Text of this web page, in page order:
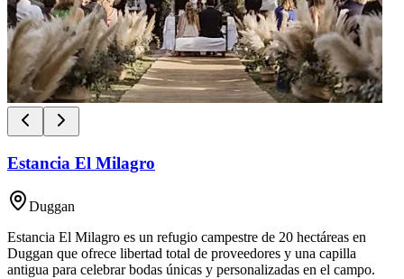
Estancia El Milagro
Duggan
Estancia El Milagro es un refugio campestre de 20 hectáreas en
Duggan que ofrece libertad total de proveedores y una capilla
antigua para celebrar bodas únicas y personalizadas en el campo.